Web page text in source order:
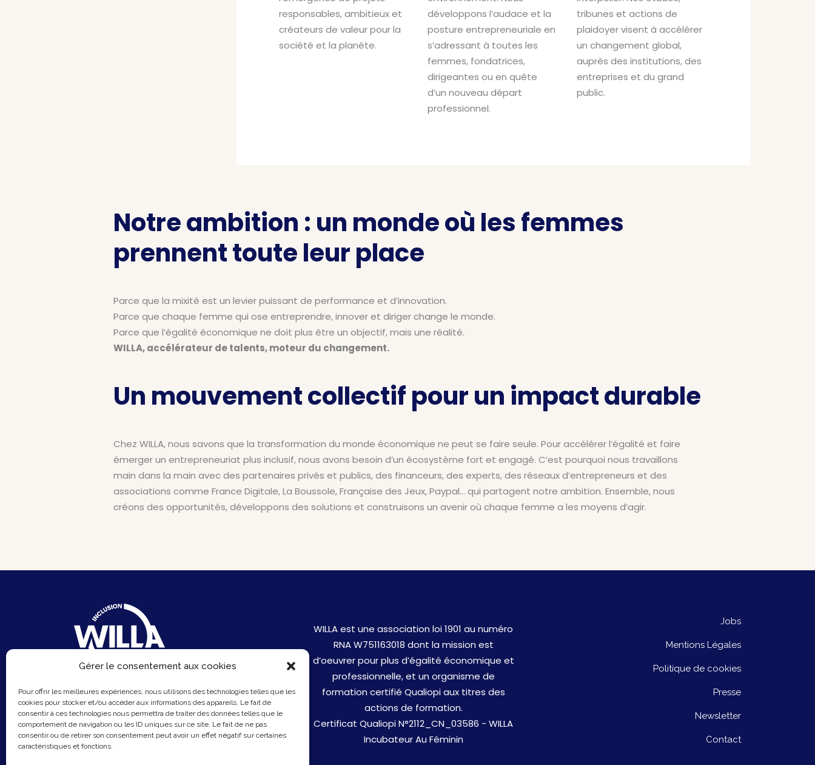
Gérer le consentement aux cookies
Pour offrir les meilleures expériences, nous utilisons des technologies telles que les
cookies pour stocker et/ou accéder aux informations des appareils. Le fait de
consentir à ces technologies nous permettra de traiter des données telles que le
comportement de navigation ou les ID uniques sur ce site. Le fait de ne pas
consentir ou de retirer son consentement peut avoir un effet négatif sur certaines
caractéristiques et fonctions.
responsables, ambitieux et
créateurs de valeur pour la
société et la planète.
développons l’audace et la
posture entrepreneuriale en
s’adressant à toutes les
femmes, fondatrices,
dirigeantes ou en quête
d’un nouveau départ
professionnel.
tribunes et actions de
plaidoyer visent à accélérer
un changement global,
auprès des institutions, des
entreprises et du grand
public.
Notre ambition : un monde où les femmes
prennent toute leur place
Parce que la mixité est un levier puissant de performance et d’innovation.
Parce que chaque femme qui ose entreprendre, innover et diriger change le monde.
Parce que l’égalité économique ne doit plus être un objectif, mais une réalité.
WILLA, accélérateur de talents, moteur du changement.
Un mouvement collectif pour un impact durable
Chez WILLA, nous savons que la transformation du monde économique ne peut se faire seule. Pour accélérer l’égalité et faire
émerger un entrepreneuriat plus inclusif, nous avons besoin d’un écosystème fort et engagé. C’est pourquoi nous travaillons
main dans la main avec des partenaires privés et publics, des financeurs, des experts, des réseaux d’entrepreneurs et des
associations comme France Digitale, La Boussole, Française des Jeux, Paypal… qui partagent notre ambition. Ensemble, nous
créons des opportunités, développons des solutions et construisons un avenir où chaque femme a les moyens d’agir.
6 Rue du Sentier
75002 Paris
Email : contact@hellowilla.co
WILLA est une association loi 1901 au numéro
RNA W751163018 dont la mission est
d’oeuvrer pour plus d’égalité économique et
professionnelle, et un organisme de
formation certifié Qualiopi aux titres des
actions de formation.
Certificat Qualiopi N°2112_CN_03586 - WILLA
Incubateur Au Féminin
Jobs
Mentions Légales
Politique de cookies
Presse
Newsletter
Contact